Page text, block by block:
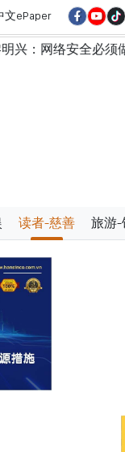
文ePaper
到“维护系统”与“
读者-慈善 旅游-